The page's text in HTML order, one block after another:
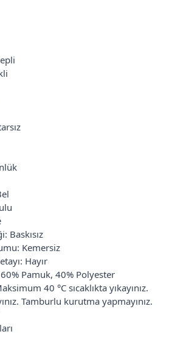
Baskısız
Kemersiz
Hayır
Pamuk, 40% Polyester
40 °C sıcaklıkta yıkayınız.
Tamburlu kurutma yapmayınız.